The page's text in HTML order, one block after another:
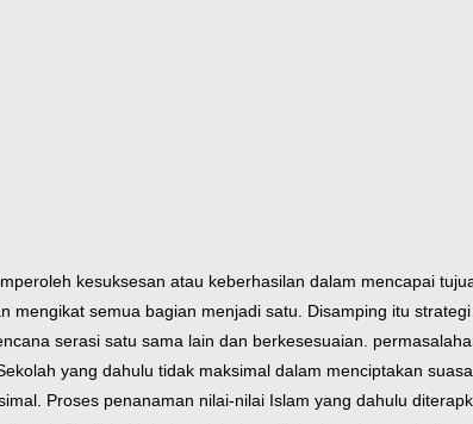
kesuksesan atau keberhasilan dalam mencapai
mengikat semua bagian menjadi satu. Disamping itu
serasi satu sama lain dan berkesesuaian.
yang dahulu tidak maksimal dalam menciptakan
Proses penanaman nilai-nilai Islam yang dahulu